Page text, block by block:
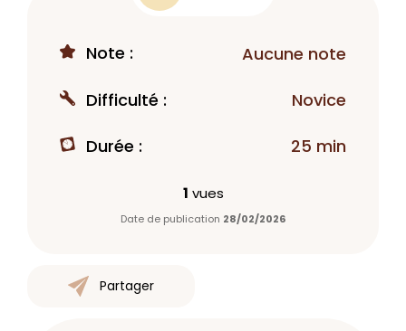
Note : Aucune note
Difficulté : Novice
Durée : 25 min
1 vues
Date de publication 28/02/2026
Partager